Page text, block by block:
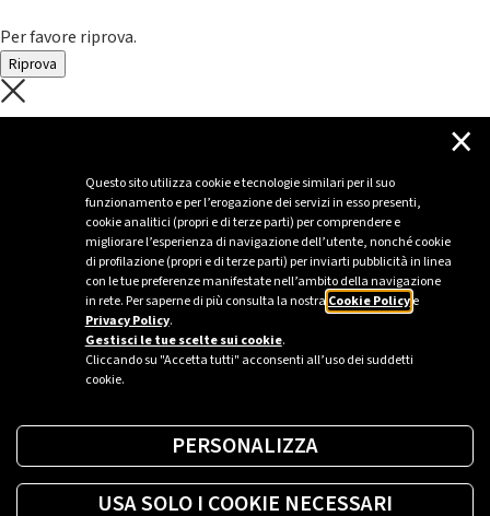
Questo sito utilizza cookie e tecnologie similari per il suo
funzionamento e per l’erogazione dei servizi in esso presenti,
cookie analitici (propri e di terze parti) per comprendere e
migliorare l’esperienza di navigazione dell’utente, nonché cookie
di profilazione (propri e di terze parti) per inviarti pubblicità in linea
con le tue preferenze manifestate nell’ambito della navigazione
in rete. Per saperne di più consulta la nostra Cookie Policye
Privacy Policy.
Gestisci le tue scelte sui cookie.
Cliccando su "Accetta tutti" acconsenti all’uso dei suddetti
cookie.
×
PERSONALIZZA
USA SOLO I COOKIE NECESSARI
Per favore riprova.
Riprova
C'è un problema con il recupero dei
Per favore riprova piú tardi
Sei un’azienda o una PA?
Trova la soluzione più giusta per te.
Richiedi una colonnina